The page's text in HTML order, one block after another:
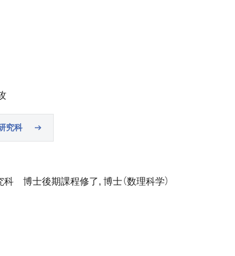
究科
博士後期課程修了, 博士（数理科学）